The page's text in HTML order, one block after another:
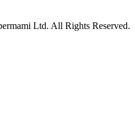
Ltd. All Rights Reserved.